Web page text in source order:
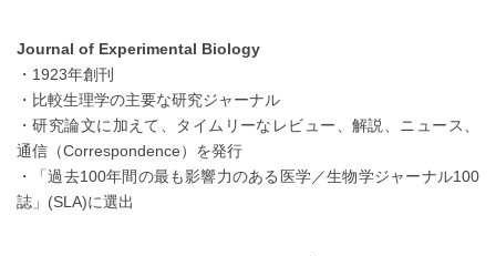
Journal of Experimental Biology
・1923年創刊
・比較生理学の主要な研究ジャーナル
・研究論文に加えて、タイムリーなレビュー、解説、ニュース、
通信（Correspondence）を発行
・「過去100年間の最も影響力のある医学／生物学ジャーナル100
誌」(SLA)に選出